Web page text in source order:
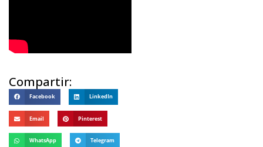
Compartir:
Facebook LinkedIn
Email Pinterest
WhatsApp Telegram